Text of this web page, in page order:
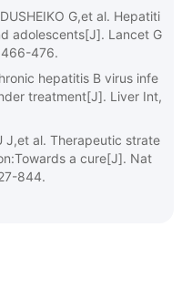
G,et al. Hepatiti
adolescents[J]. Lancet G
476.
hepatitis B virus infe
treatment[J]. Liver Int,
J,et al. Therapeutic strate
a cure[J]. Nat
844.